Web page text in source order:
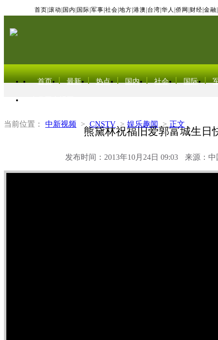
首页 滚动 国内 国际 军事 社会 地方 港澳 台湾 华人 侨网 财经 金融
首页 最新 热点 国内 社会 国际
当前位置： 中新视频 > CNSTV > 娱乐趣闻 > 正文
熊黛林祝福旧爱郭富城生日
发布时间：2013年10月24日 09:03 来源：中